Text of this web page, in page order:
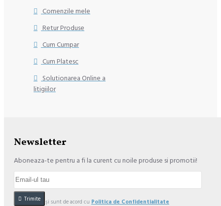
Comenzile mele
Retur Produse
Cum Cumpar
Cum Platesc
Solutionarea Online a
litigiilor
Newsletter
Aboneaza-te pentru a fi la curent cu noile produse si promotii!
Trimite
Am citit şi sunt de acord cu Politica de Confidentialitate